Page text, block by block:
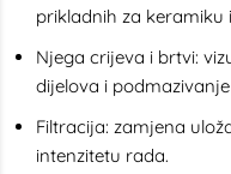
prikladnih za keramiku
Njega crijeva i brtvi:
dijelova i
Filtracija: zamjena
intenzitetu rada.